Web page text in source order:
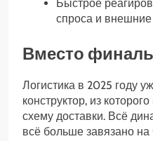
Быстрое
спроса и
Вместо
Логистика в 2025 году
конструктор, из
схему доставки. Всё
всё больше завязано